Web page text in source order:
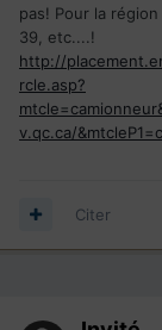
pas! Pour la
39, etc....!
http://
rcle.asp?
v.qc.ca/
Citer